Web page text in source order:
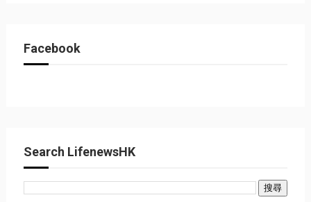
Facebook
Search LifenewsHK